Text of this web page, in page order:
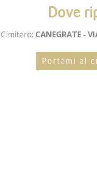
Dove
Cimitero: CANEGRATE -
Portami al